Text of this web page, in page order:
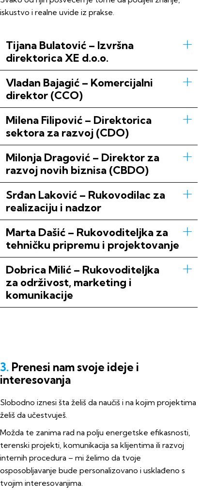
iskustvo i realne uvide iz prakse.
Tijana Bulatović – Izvršna
direktorica XE d.o.o.
Vladan Bajagić – Komercijalni
direktor (CCO)
Milena Filipović – Direktorica
sektora za razvoj (CDO)
Milonja Dragović – Direktor za
razvoj novih biznisa (CBDO)
Srđan Laković – Rukovodilac za
realizaciju i nadzor
Marta Dašić – Rukovoditeljka za
tehničku pripremu i projektovanje
Dobrica Milić – Rukovoditeljka
za održivost, marketing i
komunikacije
3. Prenesi nam svoje ideje i
interesovanja
Slobodno iznesi šta želiš da naučiš i na kojim projektima
želiš da učestvuješ.
Možda te zanima rad na polju energetske efikasnosti,
terenski projekti, komunikacija sa klijentima ili razvoj
internih procedura – mi želimo da tvoje
osposobljavanje bude personalizovano i usklađeno s
tvojim interesovanjima.